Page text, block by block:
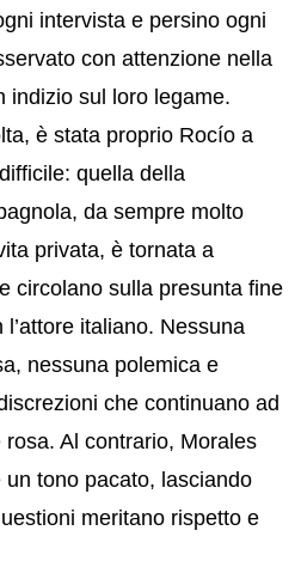
intervista e persino ogni
con attenzione nella
indizio sul loro legame.
è stata proprio Rocío a
quella della
da sempre molto
privata, è tornata a
circolano sulla presunta fine
italiano. Nessuna
nessuna polemica e
che continuano ad
Al contrario, Morales
tono pacato, lasciando
meritano rispetto e